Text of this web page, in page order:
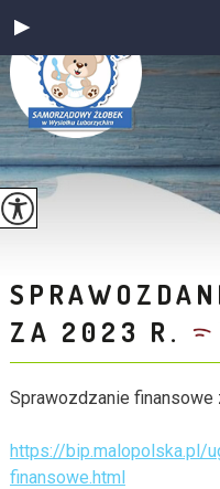
ZA 2023 R.
Sprawozdzanie finansowe
https://bip.malopolska.pl/
finansowe.html